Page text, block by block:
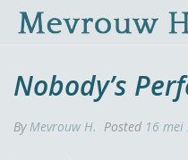
Nobody’s
ByMevrouw H. Posted 16 mei